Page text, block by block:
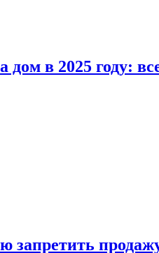
дом в 2025 году:
запретить